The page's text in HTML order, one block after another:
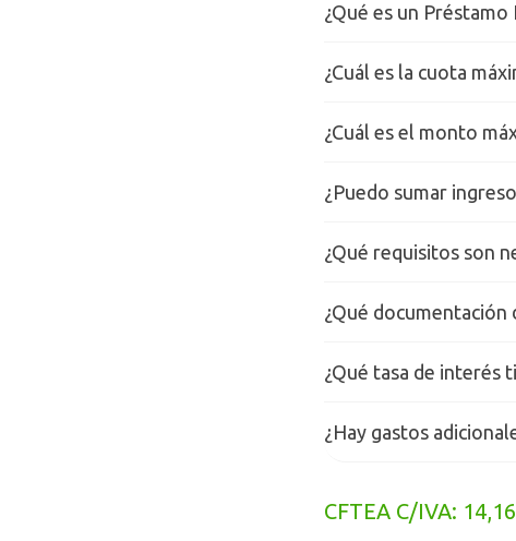
¿Qué es un
¿Cuál es la cuota
¿Cuál es el monto
¿Puedo sumar
¿Qué requisitos son
¿Qué documentación
¿Qué tasa de interés
¿Hay gastos
CFTEA C/IVA: